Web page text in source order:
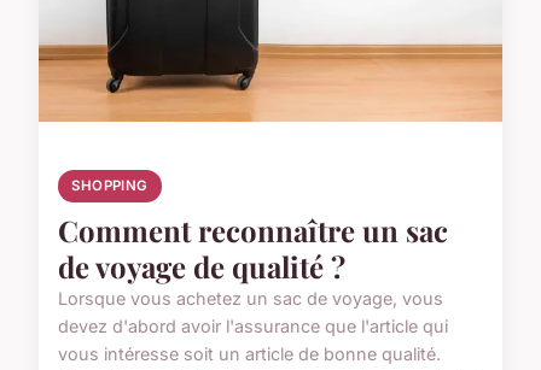
SHOPPING
Comment reconnaître un sac
de voyage de qualité ?
Lorsque vous achetez un sac de voyage, vous
devez d'abord avoir l'assurance que l'article qui
vous intéresse soit un article de bonne qualité.